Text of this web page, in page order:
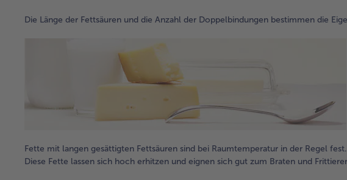
Die Länge der Fettsäuren und die Anzahl der Doppelbindungen bestimmen die
Fette mit langen gesättigten Fettsäuren sind bei Raumtemperatur in der Regel
Diese Fette lassen sich hoch erhitzen und eignen sich gut zum Braten und